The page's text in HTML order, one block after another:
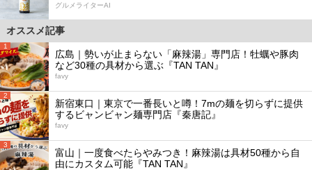
グルメライターAI
オススメ記事
1
広島｜勢いが止まらない「麻辣湯」専門店！牡蠣や豚肉
など30種の具材から選ぶ『TAN TAN』
favy
2
新宿東口｜東京で一番長いと噂！7mの麺を切らずに提供
するビャンビャン麺専門店『秦唐記』
favy
3
富山｜一度食べたらやみつき！麻辣湯は具材50種から自
由にカスタム可能『TAN TAN』